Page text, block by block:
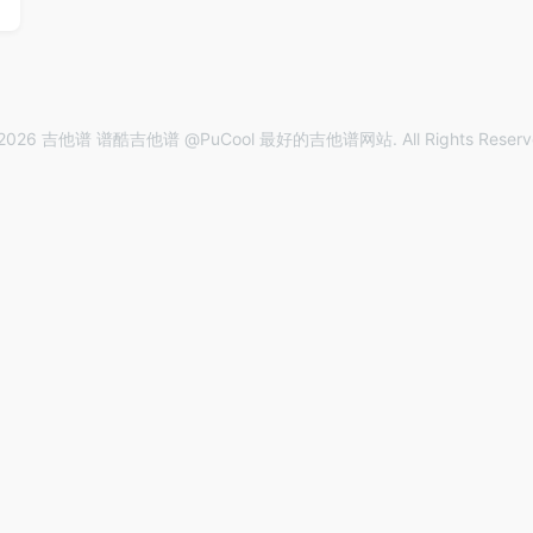
吉他谱 谱酷吉他谱 @PuCool 最好的吉他谱网站. All Rights